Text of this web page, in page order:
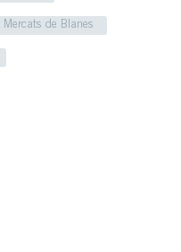
Mercats de Blanes